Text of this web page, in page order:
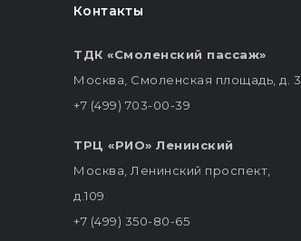
Контакты
ТДК «Смоленский пассаж»
Москва, Смоленская площадь, д. 3
+7 (499) 703-00-39
ТРЦ «РИО» Ленинский
Москва, Ленинский проспект,
д.109
+7 (499) 350-80-65